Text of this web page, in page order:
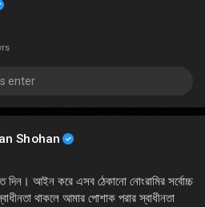
Shohan
দিন। আইন করে এসব ঠেকানো নোংরামির সর্বোচ্চ
থাকলে আমার পোশাক পরার স্বাধীনতা